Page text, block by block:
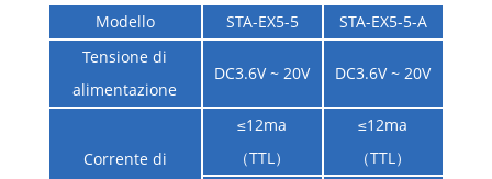
Modello STA-EX5-5
STA-EX5-5-A
Tensione di
alimentazione
DC3.6V ~ 20V DC3.6V ~ 20V
Corrente di
≤12ma
（TTL）
≤12ma
（TTL）